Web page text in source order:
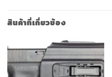
สินค้าที่เกี่ยวข้อง